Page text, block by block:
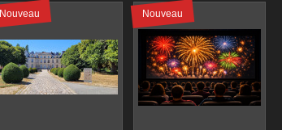
Nouveau Nouveau